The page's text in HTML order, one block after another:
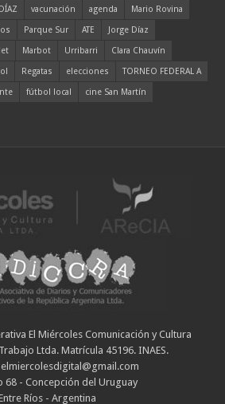
vacunación agenda
Mario Rovina
Parque Sur ATE
Jorge Díaz
Marbot Urribarri
Clara Chauvín
Regatas elecciones
TORNEO FEDERAL A
fútbol local cine San Martín
El Miércoles Comunicación y Cultura
Ltda. Matrícula 45196. INAES.
68 - Concepción del Uruguay
Ríos - Argentina